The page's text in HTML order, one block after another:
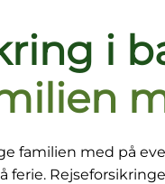
i
familien med på